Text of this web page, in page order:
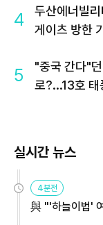
4
두산에너빌
게이츠 방한
5
"중국 간다"
로?...13호 태
실시간 뉴스
4분전
與 "'하늘이법'